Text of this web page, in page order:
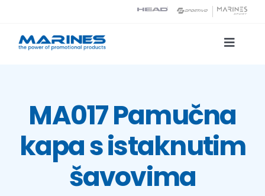
content
Toggle
Tehnologije tiska
O nama
MA017 Pamučna
kapa s istaknutim
šavovima